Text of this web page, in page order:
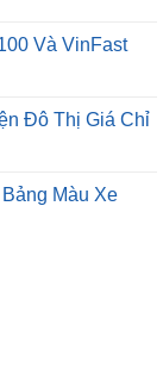
Và VinFast
Đô Thị Giá Chỉ
Màu Xe